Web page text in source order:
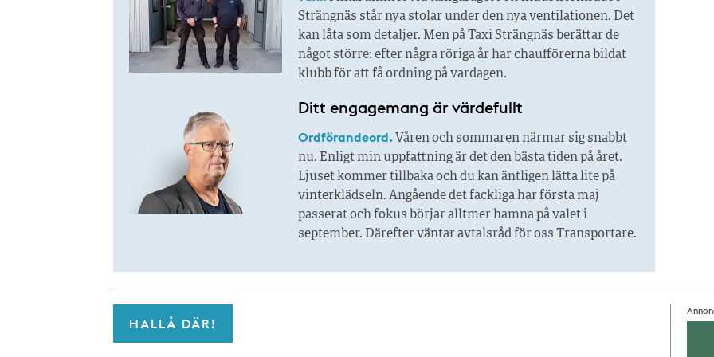
Strängnäs står nya stolar under den nya ventilationen. Det
kan låta som detaljer. Men på Taxi Strängnäs berättar de
något större: efter några röriga år har chaufförerna bildat
klubb för att få ordning på vardagen.
Ditt engagemang är värdefullt
Ordförandeord.Våren och sommaren närmar sig snabbt
nu. Enligt min uppfattning är det den bästa tiden på året.
Ljuset kommer tillbaka och du kan äntligen lätta lite på
vinterklädseln. Angående det fackliga har första maj
passerat och fokus börjar alltmer hamna på valet i
september. Därefter väntar avtalsråd för oss Transportare.
HALLÅ DÄR!